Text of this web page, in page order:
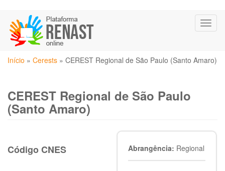
para
conteúdo
principal
Você
Início » Cerests » CEREST Regional de São Paulo (Santo Amaro)
CEREST Regional de São Paulo
(Santo Amaro)
Código CNES Abrangência: Regional